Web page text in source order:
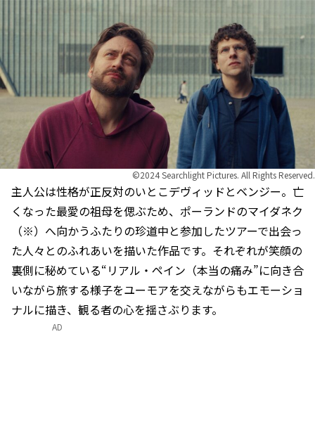
©2024 Searchlight Pictures. All Rights Reserved.
主人公は性格が正反対のいとこデヴィッドとベンジー。亡
くなった最愛の祖母を偲ぶため、ポーランドのマイダネク
（※）へ向かうふたりの珍道中と参加したツアーで出会っ
た人々とのふれあいを描いた作品です。それぞれが笑顔の
裏側に秘めている“リアル・ペイン（本当の痛み”に向き合
いながら旅する様子をユーモアを交えながらもエモーショ
ナルに描き、観る者の心を揺さぶります。
AD